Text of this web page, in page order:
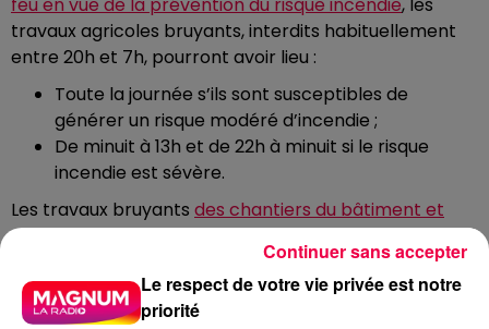
travaux agricoles bruyants, interdits habituellement
entre 20h et 7h, pourront avoir lieu :
Toute la journée s’ils sont susceptibles de
générer un risque modéré d’incendie ;
De minuit à 13h et de 22h à minuit si le risque
incendie est sévère.
Les travaux bruyants des chantiers du bâtiment et
des travaux publicsseront autorisés, quant à eux, dès
Les opérations bruyantes doivent cependant être
Le respect de votre vie privée est notre
priorité
Continuer sans accepter